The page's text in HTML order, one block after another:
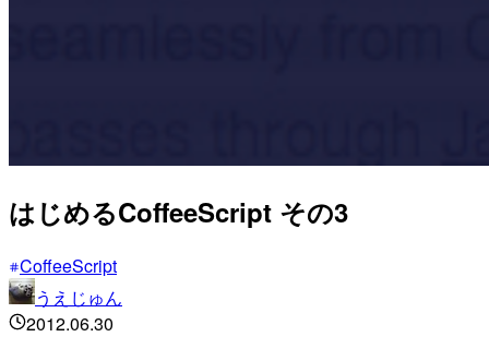
はじめるCoffeeScript その3
CoffeeScript
うえじゅん
2012.06.30